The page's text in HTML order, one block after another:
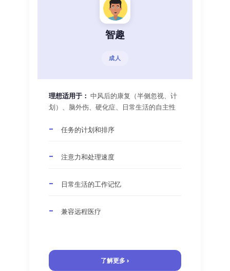
智趣
成人
理想适用于： 中风后的康复（半侧忽视、计
划）、脑外伤、硬化症、日常生活的自主性
任务的计划和排序
注意力和处理速度
日常生活的工作记忆
兼容远程医疗
了解更多 ›